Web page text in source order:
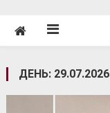
ДЕНЬ: 29.07.2026